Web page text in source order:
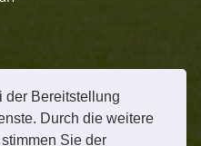
der Bereitstellung
Durch die weitere
Sie der